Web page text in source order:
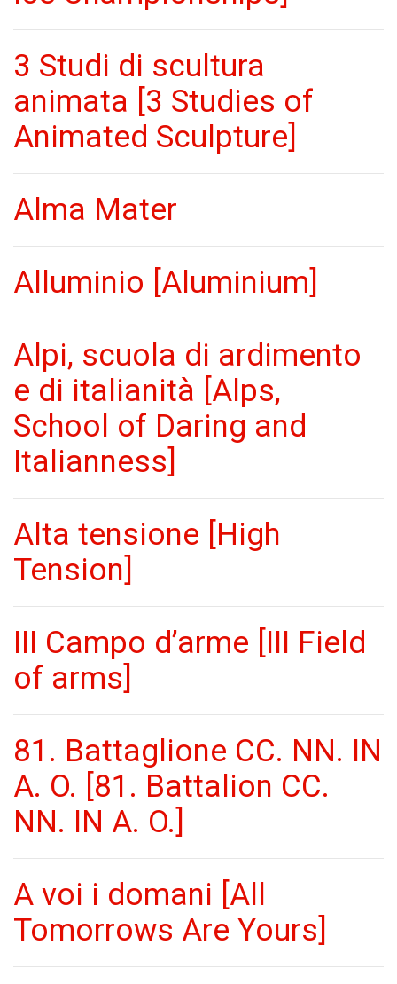
3 Studi di scultura
animata [3 Studies of
Animated Sculpture]
Alma Mater
Alluminio [Aluminium]
Alpi, scuola di ardimento
e di italianità [Alps,
School of Daring and
Italianness]
Alta tensione [High
Tension]
III Campo d’arme [III Field
of arms]
81. Battaglione CC. NN. IN
A. O. [81. Battalion CC.
NN. IN A. O.]
A voi i domani [All
Tomorrows Are Yours]